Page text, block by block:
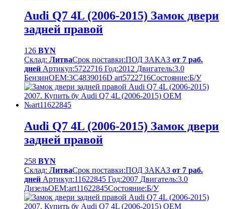
Audi Q7 4L (2006-2015) Замок двери
задней правой
126 BYN
Склад: ЛитваСрок поставки:ПОД ЗАКАЗ от 7 раб.
дней Артикул:5722716 Год:2012 Двигатель:3.0
БензинOEM:3C4839016D art5722716Cостояние:Б/У
Audi Q7 4L (2006-2015) Замок двери
задней правой
258 BYN
Склад: ЛитваСрок поставки:ПОД ЗАКАЗ от 7 раб.
дней Артикул:11622845 Год:2007 Двигатель:3.0
ДизельOEM:art11622845Cостояние:Б/У